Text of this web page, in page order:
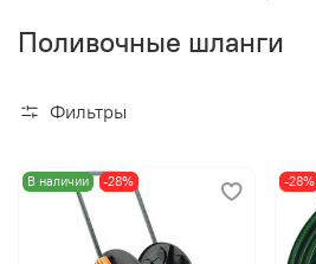
Поливочные шланги
Фильтры
В наличии -28% -28%